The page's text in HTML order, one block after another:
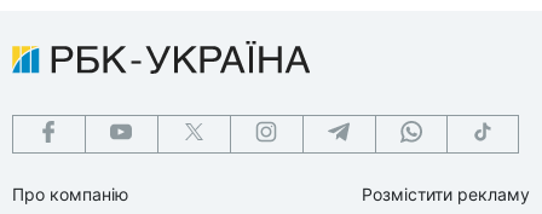
Про компанію
Розмістити рекламу